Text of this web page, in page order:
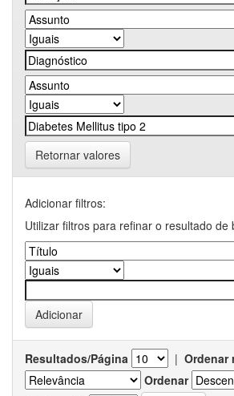
Retornar valores
Adicionar filtros:
Utilizar filtros para refinar o resultado de
Resultados/Página | Ordenar
Ordenar